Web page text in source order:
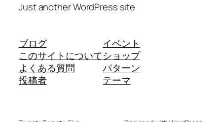
Just another WordPress site
ブログ
このサイトについて
よくある質問
投稿者
イベント
ショップ
パターン
テーマ